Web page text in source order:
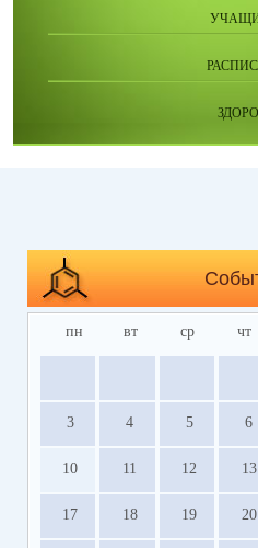
пн вт ср чт
3 4 5 6
10 11 12 13
17 18 19 20